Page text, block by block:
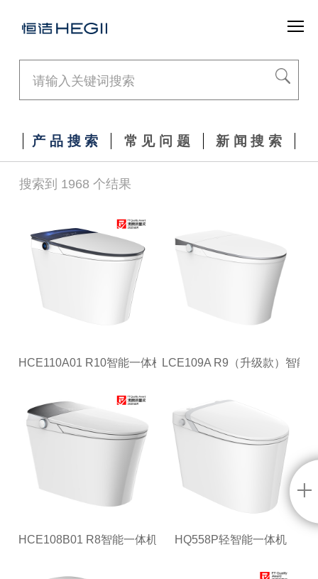
产品搜索 常见问题 新闻搜索
搜索到 1968 个结果
HCE110A01 R10智能一体机 LCE109A R9（升级款）智能
HCE108B01 R8智能一体机 HQ558P轻智能一体机